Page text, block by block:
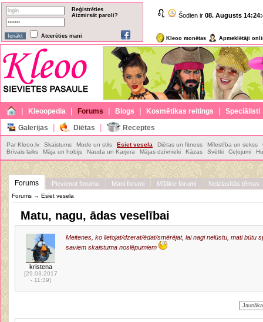
Reģistrēties
Aizmirsāt paroli?
Atcerēties mani
Šodien ir 08. Augusts
Kleoo monētas Apmeklētāji
| Kleoopedia | Forums | Blogs | Kosmētikas reitings | Speciālisti
Galerijas | Diētas | Receptes
Par Kleoo.lv Skaistums Mode un stils Esiet vesela Diētas un fitness Mīlestība un sekss
Brīvais laiks
Māja un hobijs Nauda un Karjera Mājas dzīvnieki Kāzas Svētki Ceļojumi
Forums Pievienot forumu Mani forumi Mīļākie forumi Neizlasītās tēmas
Forums → Esiet vesela
Matu, nagu, ādas veselībai
kristena
[29.03.2017
- 11:39]
Meitenes, ko lietojat/dzerat/ēdat/smērējat, lai nagi nelūstu, mati būtu
saviem skaistuma noslēpumiem